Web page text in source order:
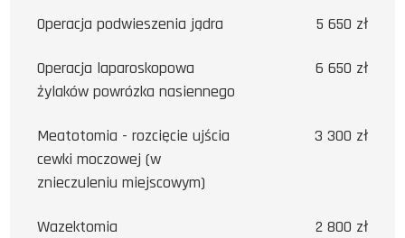
Operacja podwieszenia jądra 5 650 zł
Operacja laparoskopowa
żylaków powrózka nasiennego
6 650 zł
Meatotomia - rozcięcie ujścia
cewki moczowej (w
znieczuleniu miejscowym)
3 300 zł
Wazektomia 2 800 zł